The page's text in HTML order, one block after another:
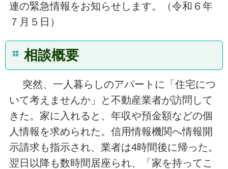
連の緊急情報をお知らせします。（令和６年
７月５日）
相談概要
突然、一人暮らしのアパートに「住宅につ
いて考えませんか」と不動産業者が訪問して
きた。家に入れると、年収や預金額などの個
人情報を求められた。信用情報機関へ情報開
示請求も指示され、業者は4時間後に帰った。
翌日以降も数時間居座られ、「家を持ってこ